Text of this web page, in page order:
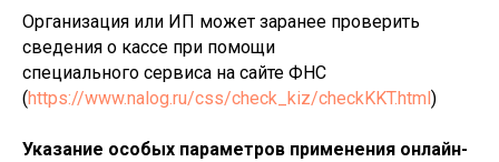
Организация или ИП может заранее проверить
сведения о кассе при помощи
специального сервиса на сайте ФНС
(https://www.nalog.ru/css/check_kiz/checkKKT.html )
Указание особых параметров применения онлайн-